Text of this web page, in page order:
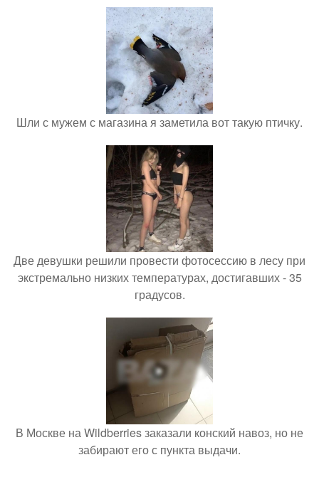
Шли с мужем с магазина я заметила вот такую птичку.
Две девушки решили провести фотосессию в лесу при
экстремально низких температурах, достигавших - 35
градусов.
В Москве на Wildberries заказали конский навоз, но не
забирают его с пункта выдачи.